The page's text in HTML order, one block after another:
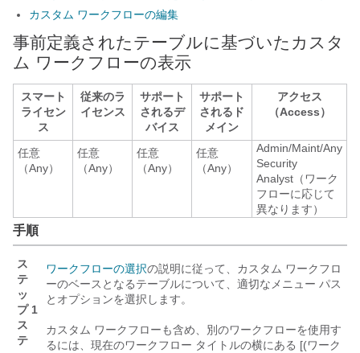
カスタム ワークフローの編集
事前定義されたテーブルに基づいたカスタ
ム ワークフローの表示
スマート
ライセン
ス
従来のラ
イセンス
サポート
されるデ
バイス
サポート
されるド
メイン
アクセス
（Access）
任意
（Any）
任意
（Any）
任意
（Any）
任意
（Any）
Admin/Maint/Any
Security
Analyst（ワーク
フローに応じて
異なります）
手順
ス
テ
ッ
プ 1
ワークフローの選択の説明に従って、カスタム ワークフロ
ーのベースとなるテーブルについて、適切なメニュー パス
とオプションを選択します。
ス
テ
カスタム ワークフローも含め、別のワークフローを使用す
るには、現在のワークフロー タイトルの横にある [(ワーク